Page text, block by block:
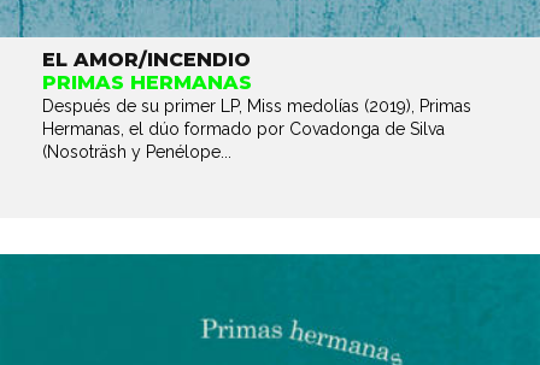
EL AMOR/INCENDIO
PRIMAS HERMANAS
Después de su primer LP, Miss medolías (2019), Primas
Hermanas, el dúo formado por Covadonga de Silva
(Nosoträsh y Penélope...